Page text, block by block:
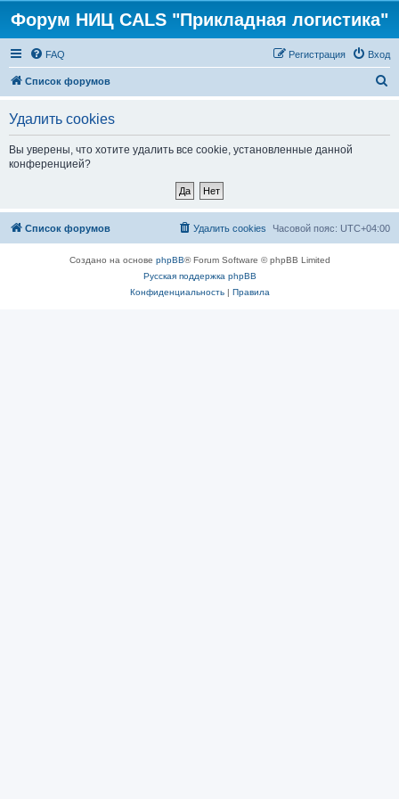
Форум НИЦ CALS "Прикладная логистика"
FAQ Вход
Регистрация
Список форумов
Удалить cookies
Вы уверены, что хотите удалить все cookie, установленные данной
конференцией?
Список форумов Часовой пояс: UTC+04:00
Удалить cookies
Создано на основе phpBB® Forum Software © phpBB Limited
Русская поддержка phpBB
Конфиденциальность| Правила